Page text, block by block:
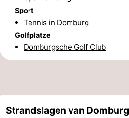
Kop
van
Schouwen
Veere
Natur
-
Sport
Tennis in Domburg
Golfplatze
Domburgsche Golf Club
Strandslagen van Domburg